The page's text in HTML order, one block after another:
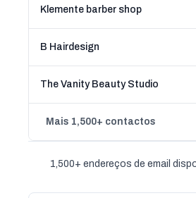
Klemente barber shop
B Hairdesign
The Vanity Beauty Studio
Mais 1,500+ contactos
1,500+ endereços de email